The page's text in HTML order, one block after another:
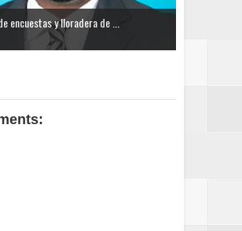
encuestas y lloradera de ...